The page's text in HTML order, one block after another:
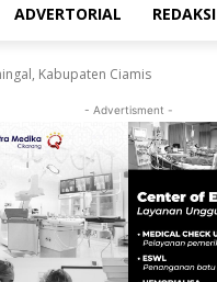
ADVERTORIAL REDAKSI
Kabupaten Ciamis
- Advertisment -